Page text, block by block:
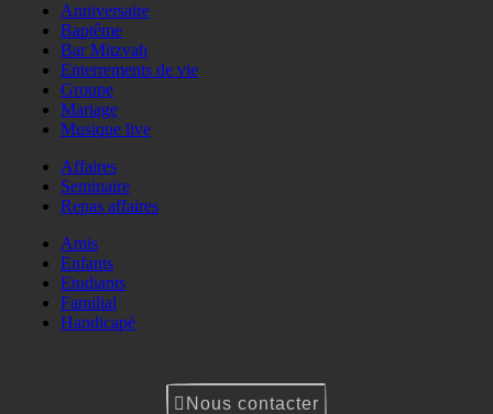
Anniversaire
Baptême
Bar Mitzvah
Enterrements de vie
Groupe
Mariage
Musique live
Affaires
Seminaire
Repas affaires
Amis
Enfants
Etudiants
Familial
Handicapé
Nous contacter